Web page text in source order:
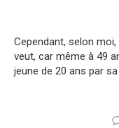
Cependant, selon moi,
veut, car même à 49
jeune de 20 ans par